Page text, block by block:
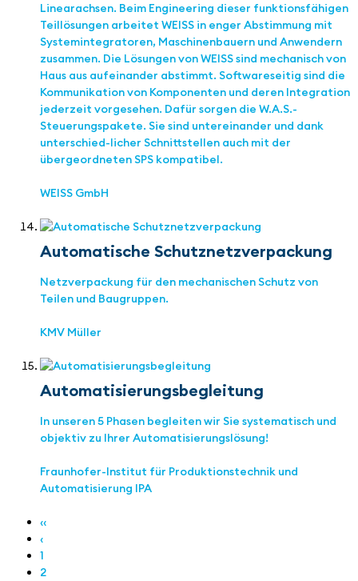
Linearachsen. Beim Engineering dieser funktionsfähigen
Teillösungen arbeitet WEISS in enger Abstimmung mit
Systemintegratoren, Maschinenbauern und Anwendern
zusammen. Die Lösungen von WEISS sind mechanisch von
Haus aus aufeinander abstimmt. Softwareseitig sind die
Kommunikation von Komponenten und deren Integration
jederzeit vorgesehen. Dafür sorgen die W.A.S.-
Steuerungspakete. Sie sind untereinander und dank
unterschied-licher Schnittstellen auch mit der
übergeordneten SPS kompatibel.
WEISS GmbH
Automatische Schutznetzverpackung
Netzverpackung für den mechanischen Schutz von
Teilen und Baugruppen.
KMV Müller
Automatisierungsbegleitung
In unseren 5 Phasen begleiten wir Sie systematisch und
objektiv zu Ihrer Automatisierungslösung!
Fraunhofer-Institut für Produktionstechnik und
Automatisierung IPA
‹‹
‹
1
2